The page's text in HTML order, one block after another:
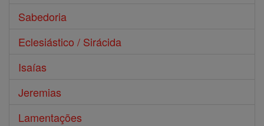
Sabedoria
Eclesiástico / Sirácida
Isaías
Jeremias
Lamentações